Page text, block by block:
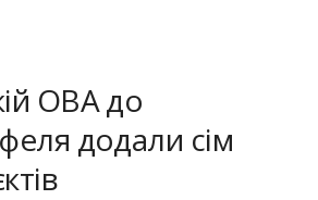
ОВА до
додали сім